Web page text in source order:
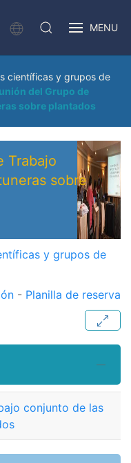
MENU
científicas y grupos de
del Grupo de
sobre plantados
Trabajo
sobre
y grupos de
- Planilla de reserva
conjunto de las